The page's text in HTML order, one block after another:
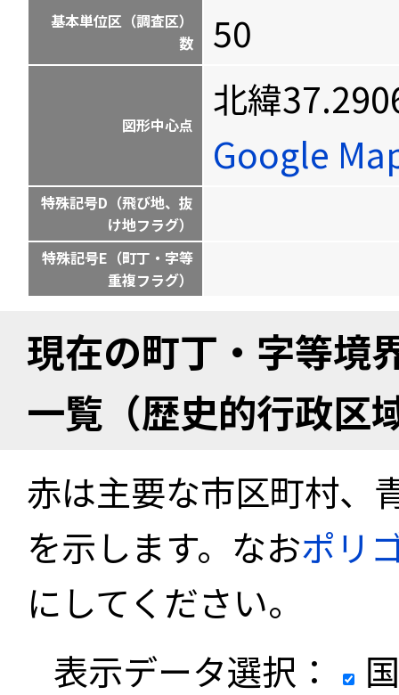
基本単位区（調査区）
数
50
図形中心点
北緯
Google
特殊記号D（飛び地、抜
け地フラグ）
特殊記号E（町丁・字等
重複フラグ）
現在の町丁・字等境
一覧（歴史的行政区
赤は主要な市区町村、
を示します。なおポリ
にしてください。
表示データ選択：